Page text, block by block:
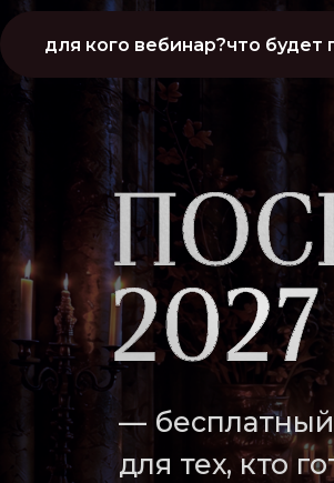
для кого вебинар?что будет
—
для тех, кто